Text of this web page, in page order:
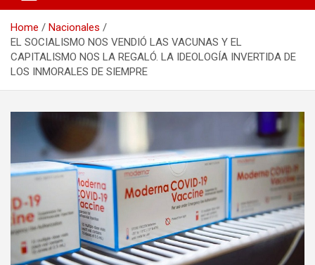
Home
Nacionales
EL SOCIALISMO NOS VENDIÓ LAS VACUNAS Y EL
CAPITALISMO NOS LA REGALÓ. LA IDEOLOGÍA INVERTIDA DE
LOS INMORALES DE SIEMPRE